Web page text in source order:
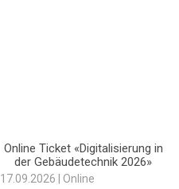
Online Ticket «Digitalisierung in
der Gebäudetechnik 2026»
17.09.2026 | Online